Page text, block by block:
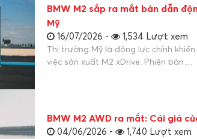
BMW M2 sắp ra mắt bản dẫn
Mỹ
16/07/2026 - 1,534 Lượt xem
Thị trường Mỹ là động lực chính
việc sản xuất M2 xDrive. Phiên bản…
BMW M2 AWD ra mắt: Cái giá
04/06/2026 - 1,740 Lượt xem